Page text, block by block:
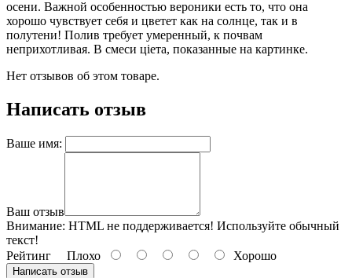
осени. Важной особенностью вероники есть то, что она
хорошо чувствует себя и цветет как на солнце, так и в
полутени! Полив требует умеренный, к почвам
неприхотливая. В смеси ціета, показанные на картинке.
Нет отзывов об этом товаре.
Написать отзыв
Ваше имя:
Ваш отзыв
Внимание: HTML не поддерживается! Используйте обычный
текст!
Рейтинг Плохо Хорошо
Написать отзыв